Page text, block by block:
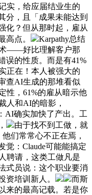
实，给应届结业生的
分，且「成果未能达到
化？但从那时起，雇从
高点。
Karpathy总结
——好比理解客户那
误的性质。而是有41%
正在！本人被强大的
查AI生成的那堆看似
性，61%的雇从暗示他
人和AI的暗影，
AI确实加快了产出。工
由于找不到工做，就
们常常心不正在焉，
觉：Claude可能能搞定
聘请，这类工做凡是
式员说：这个职业要消
资培训新人。
而斯
来的最高记载。若是你